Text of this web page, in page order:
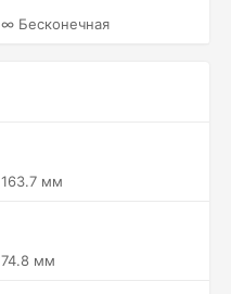
∞ Бесконечная
163.7 мм
74.8 мм